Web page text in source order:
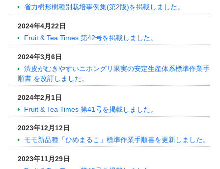
省力樹形樹種別栽培事例集(第2版)を掲載しました。
2024年4月22日
Fruit & Tea Times 第42号を掲載しました。
2024年3月6日
渋皮がむきやすいニホングリ果実の安定生産体系標準作業手
順書 を改訂しました。
2024年2月1日
Fruit & Tea Times 第41号を掲載しました。
2023年12月12日
モモ新品種「ひめまるこ」標準作業手順書を更新しました。
2023年11月29日